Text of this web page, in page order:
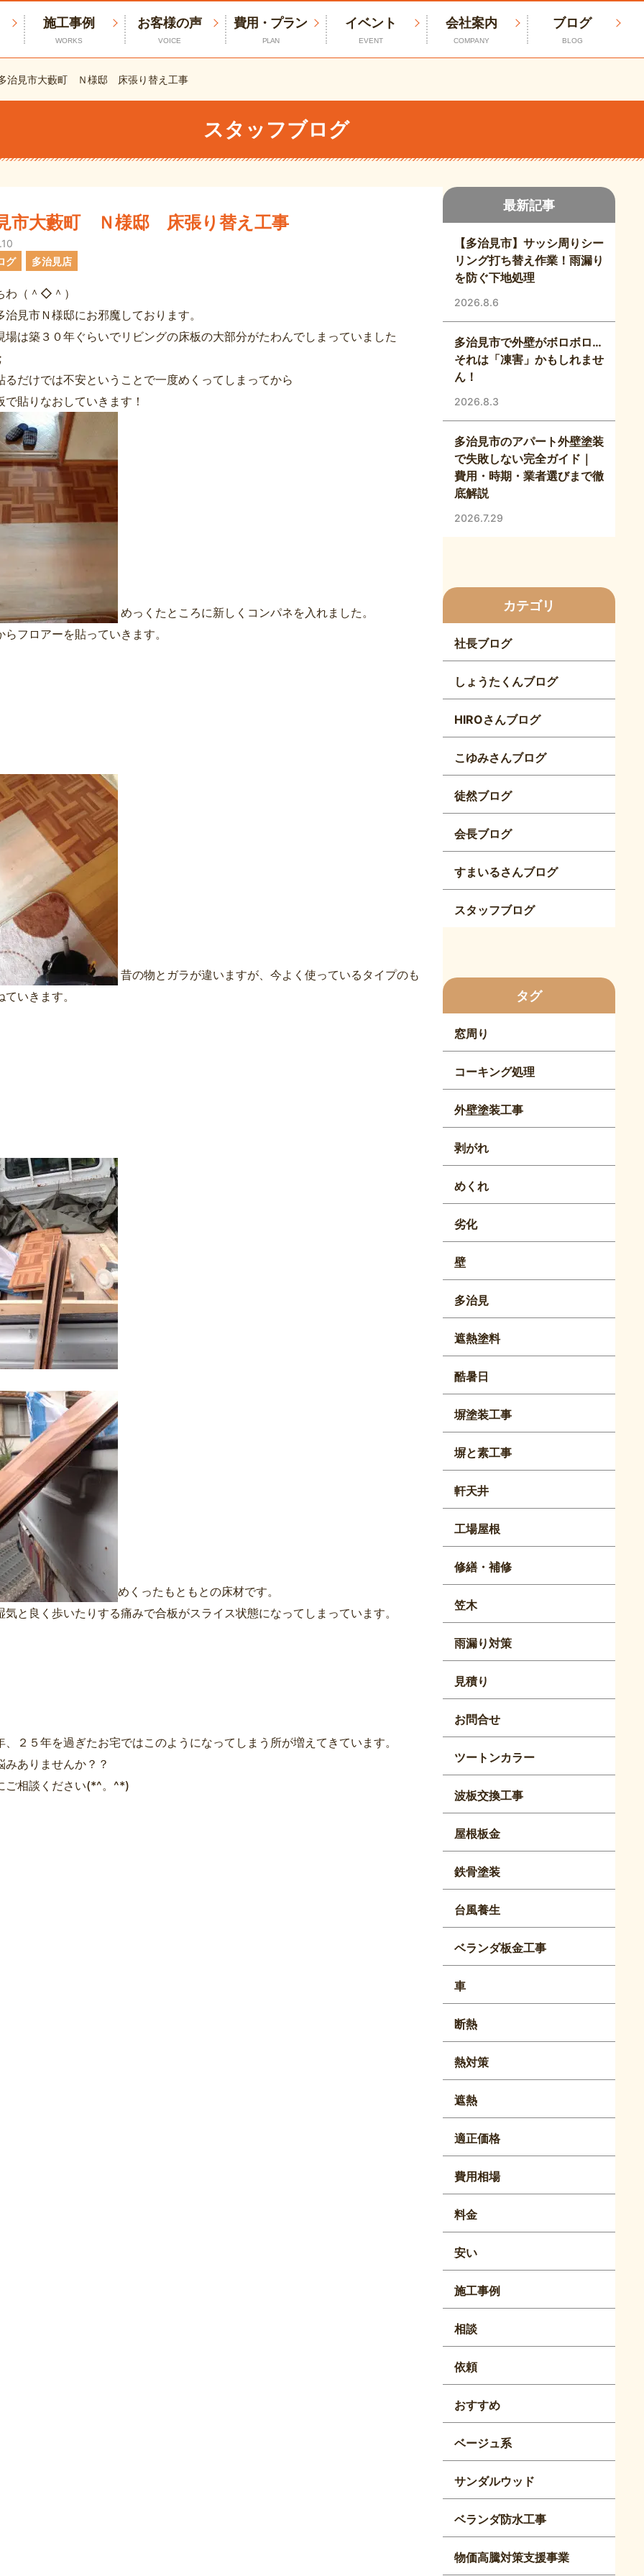
施工事例
WORKS
お客様の声
VOICE
費用・プラン
PLAN
イベント
EVENT
会社案内
COMPANY
ブログ
BLOG
治見市大藪町 Ｎ様邸 床張り替え工事
スタッフブログ
市大藪町 Ｎ様邸 床張り替え工事
グ
多治見店
わ（＾◇＾）
治見市Ｎ様邸にお邪魔しております。
場は築３０年ぐらいでリビングの床板の大部分がたわんでしまっていました
るだけでは不安ということで一度めくってしまってから
で貼りなおしていきます！
めっくたところに新しくコンパネを入れました。
らフロアーを貼っていきます。
昔の物とガラが違いますが、今よく使っているタイプのも
いきます。
めくったもともとの床材です。
気と良く歩いたりする痛みで合板がスライス状態になってしまっています。
、２５年を過ぎたお宅ではこのようになってしまう所が増えてきています。
みありませんか？？
ご相談ください(*^。^*)
最新記事
【多治見市】サッシ周りシー
リング打ち替え作業！雨漏り
を防ぐ下地処理
2026.8.6
多治見市で外壁がボロボロ…
それは「凍害」かもしれませ
ん！
2026.8.3
多治見市のアパート外壁塗装
で失敗しない完全ガイド｜
費用・時期・業者選びまで徹
底解説
2026.7.29
カテゴリ
社長ブログ
しょうたくんブログ
HIROさんブログ
こゆみさんブログ
徒然ブログ
会長ブログ
すまいるさんブログ
スタッフブログ
タグ
窓周り
コーキング処理
外壁塗装工事
剥がれ
めくれ
劣化
壁
多治見
遮熱塗料
酷暑日
塀塗装工事
塀と素工事
軒天井
工場屋根
修繕・補修
笠木
雨漏り対策
見積り
お問合せ
ツートンカラー
波板交換工事
屋根板金
鉄骨塗装
台風養生
ベランダ板金工事
車
断熱
熱対策
遮熱
適正価格
費用相場
料金
安い
施工事例
相談
依頼
おすすめ
ベージュ系
サンダルウッド
ベランダ防水工事
物価高騰対策支援事業